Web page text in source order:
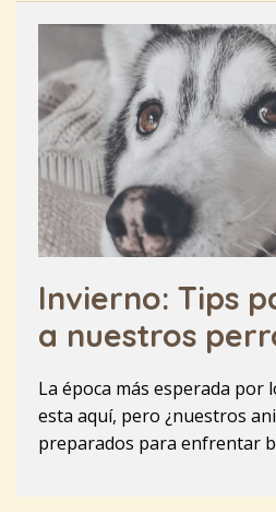
Invierno: Tips
a nuestros
La época más esperada
esta aquí, pero ¿nuestros
preparados para enfrentar